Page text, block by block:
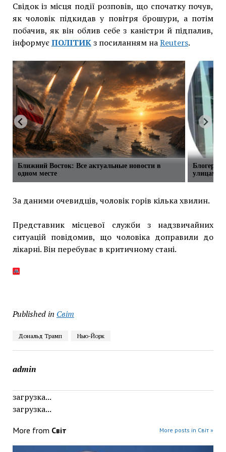
Свідок із місця події розповів, що спочатку почув,
як чоловік підкидав у повітря брошури, а потім
побачив, як він облив себе з каністри й підпалив,
інформуєПОЛІТИКз посиланням наReuters.
Ближний Восток: Все актуальные новости в
одном месте
Блогерша
улицам
За даними очевидців, чоловік горів кілька хвилин.
Представник місцевої служби з надзвичайних
ситуацій повідомив, що чоловіка доправили до
лікарні. Він перебуває в критичному стані.
Published in Світ
Дональд Трамп Нью-Йорк
admin
загрузка...
загрузка...
More from Світ More posts in Світ »